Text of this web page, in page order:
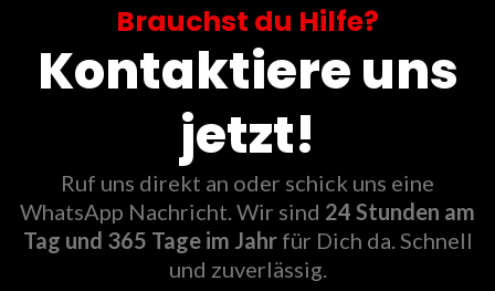
Brauchst du Hilfe?
Kontaktiere uns
jetzt!
Ruf uns direkt an oder schick uns eine
WhatsApp Nachricht. Wir sind 24 Stunden am
Tag und 365 Tage im Jahrfür Dich da. Schnell
und zuverlässig.